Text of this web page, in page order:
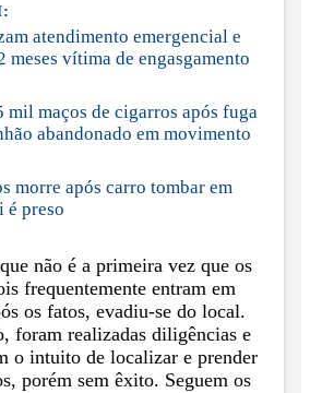
atendimento emergencial e
meses vítima de engasgamento
mil maços de cigarros após fuga
abandonado em movimento
morre após carro tombar em
é preso
não é a primeira vez que os
frequentemente entram em
os fatos, evadiu-se do local.
foram realizadas diligências e
o intuito de localizar e prender
porém sem êxito. Seguem os